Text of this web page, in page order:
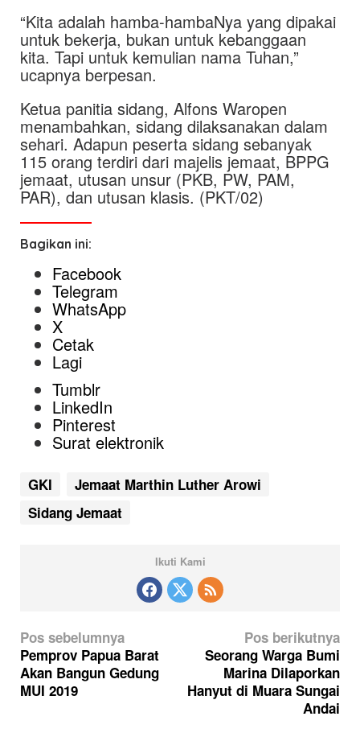
“Kita adalah hamba-hambaNya yang dipakai
untuk bekerja, bukan untuk kebanggaan
kita. Tapi untuk kemulian nama Tuhan,”
ucapnya berpesan.
Ketua panitia sidang, Alfons Waropen
menambahkan, sidang dilaksanakan dalam
sehari. Adapun peserta sidang sebanyak
115 orang terdiri dari majelis jemaat, BPPG
jemaat, utusan unsur (PKB, PW, PAM,
PAR), dan utusan klasis. (PKT/02)
Bagikan ini:
Facebook
Telegram
WhatsApp
X
Cetak
Lagi
Tumblr
LinkedIn
Pinterest
Surat elektronik
GKI
Jemaat Marthin Luther Arowi
Sidang Jemaat
Ikuti Kami
N
a
v
i
Pos sebelumnya
Pemprov Papua Barat
Akan Bangun Gedung
MUI 2019
Pos berikutnya
Seorang Warga Bumi
Marina Dilaporkan
Hanyut di Muara Sungai
Andai